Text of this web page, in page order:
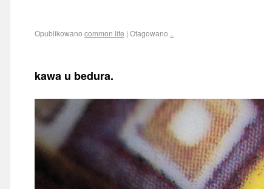
Opublikowano common life | Otagowano ..
kawa u bedura.